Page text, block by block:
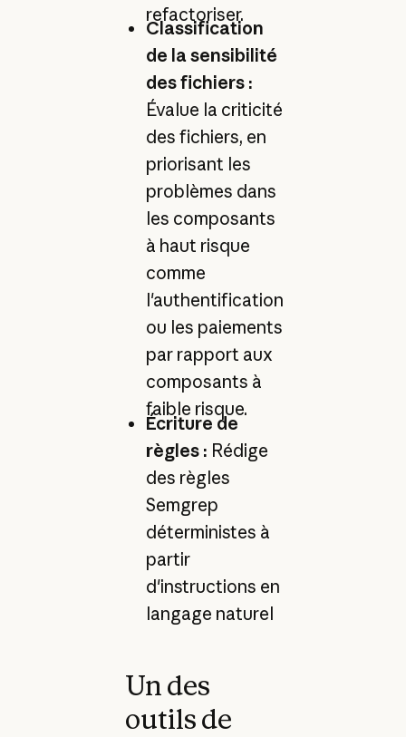
refactoriser.
Classification
de la sensibilité
des fichiers :
Évalue la criticité
des fichiers, en
priorisant les
problèmes dans
les composants
à haut risque
comme
l'authentification
ou les paiements
par rapport aux
composants à
faible risque.
Écriture de
règles : Rédige
des règles
Semgrep
déterministes à
partir
d'instructions en
langage naturel
Un des
outils de